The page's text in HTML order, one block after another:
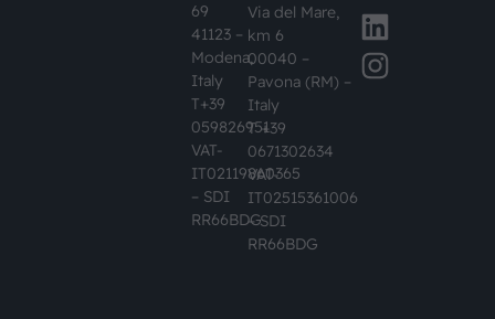
69
41123 –
Modena,
Italy
T+39
059826951
VAT-
IT02119860365
– SDI
RR66BDG
Via del Mare,
km 6
00040 –
Pavona (RM) –
Italy
T +39
0671302634
VAT-
IT02515361006
– SDI
RR66BDG